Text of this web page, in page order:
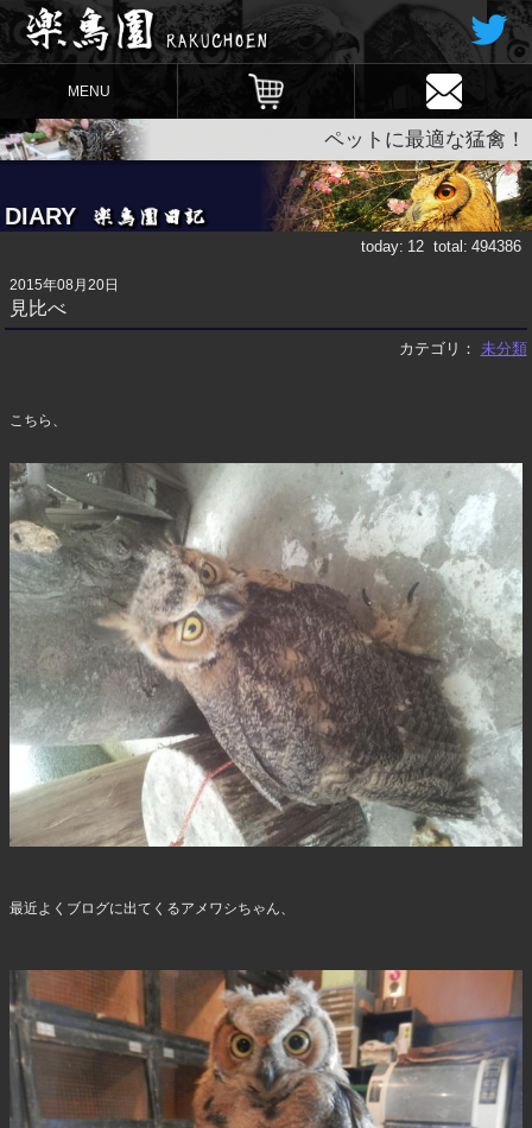
MENU
ペットに最適な猛禽！
DIARY
today: 12 total: 494386
2015年08月20日
見比べ
カテゴリ： 未分類
こちら、
最近よくブログに出てくるアメワシちゃん、